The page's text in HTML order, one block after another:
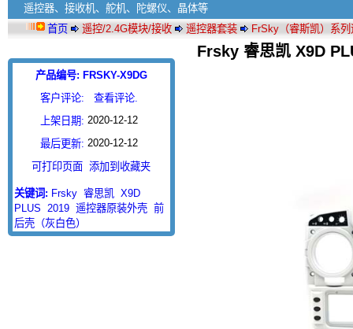
遥控器、接收机、舵机、陀螺仪、晶体等
首页
遥控/2.4G模块/接收 遥控器套装 FrSky（睿斯凯）系
产品编号: FRSKY-X9DG
客户评论:
查看评论.
上架日期: 2020-12-12
最后更新: 2020-12-12
可打印页面
添加到收藏夹
关键词: Frsky 睿思凯 X9D
PLUS 2019 遥控器原装外壳 前
后壳（灰白色）
Frsky 睿思凯 X9D